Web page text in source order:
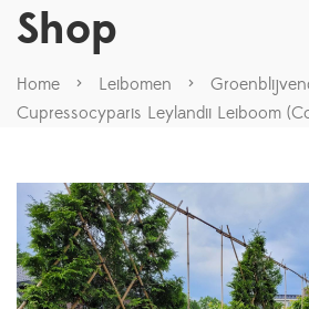
Shop
Home > Leibomen >
Cupressocyparis Leylandii Leiboom